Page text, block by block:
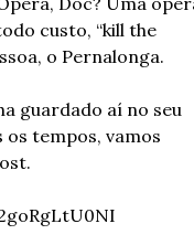
custo, “kill the
o Pernalonga.
guardado aí no seu
tempos, vamos